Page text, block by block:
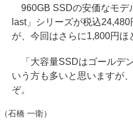
960GB SSDの安価なモデ
last」シリーズが税込
が、今回はさらに1,800円ほ
「大容量SSDはゴールデ
いう方も多いと思いますが
ぞ。
（石橋 一衛）